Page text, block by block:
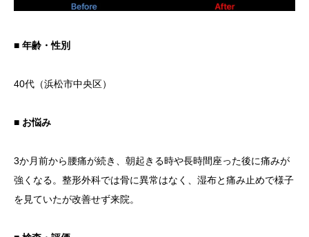
■ 年齢・性別
40代（浜松市中央区）
■ お悩み
3か月前から腰痛が続き、朝起きる時や長時間座った後に痛みが
強くなる。整形外科では骨に異常はなく、湿布と痛み止めで様子
を見ていたが改善せず来院。